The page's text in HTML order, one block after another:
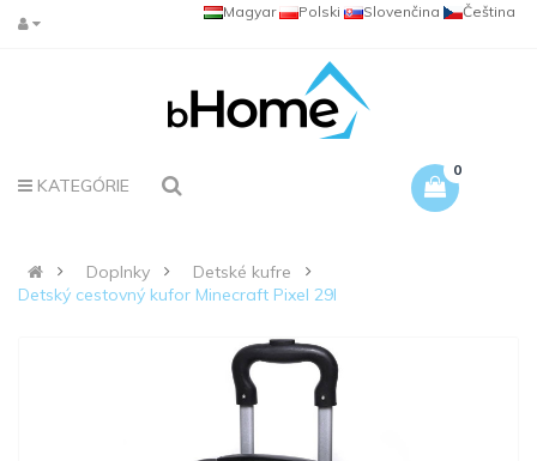
Čeština
Slovenčina
Polski
Magyar
KATEGÓRIE
0
Doplnky
Detské kufre
Detský cestovný kufor Minecraft Pixel 29l